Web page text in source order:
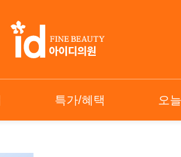
특가/혜택 오